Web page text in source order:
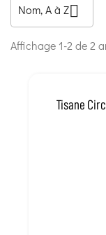
Nom, A à Z
Affichage 1-2 de 2
Tisane